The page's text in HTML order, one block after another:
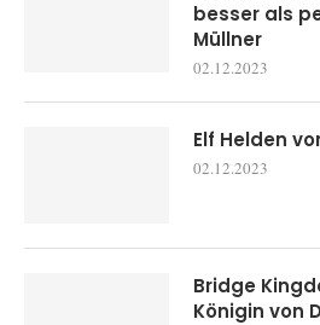
besser als
Müllner
02.12.2023
Elf Helden
02.12.2023
Bridge
Königin von